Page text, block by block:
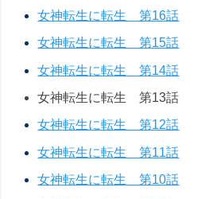
女神転生に転生 第14話
女神転生に転生 第15話
女神転生に転生 第16話
女神転生に転生 第13話
女神転生に転生 第12話
女神転生に転生 第11話
女神転生に転生 第10話